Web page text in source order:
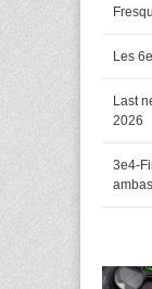
Les
Last
2026
3e4-